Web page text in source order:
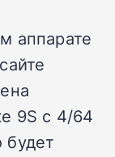
аппарате
9S с 4/64
будет